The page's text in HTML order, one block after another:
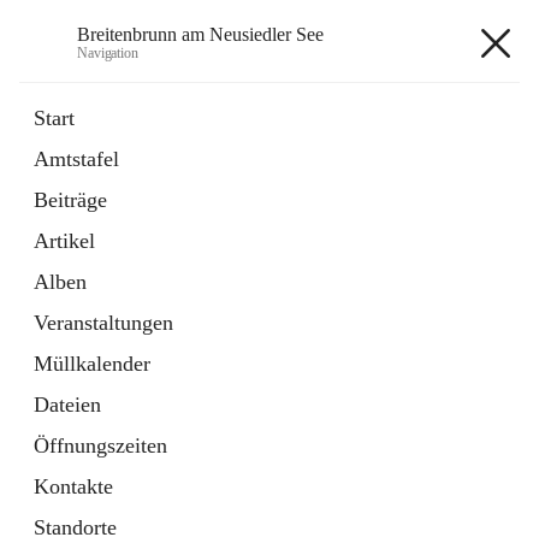
Breitenbrunn am Neusiedler See
Navigation
Start
Amtstafel
Beiträge
Artikel
Alben
Veranstaltungen
Müllkalender
Dateien
Öffnungszeiten
Kontakte
Standorte
18 Schnellzugriffe
Gemeindeservice